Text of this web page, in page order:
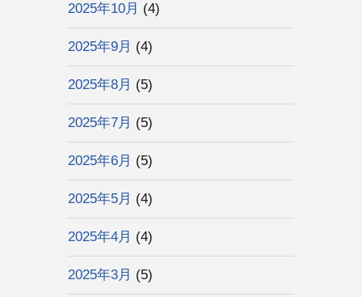
2025年10月 (4)
2025年9月 (4)
2025年8月 (5)
2025年7月 (5)
2025年6月 (5)
2025年5月 (4)
2025年4月 (4)
2025年3月 (5)